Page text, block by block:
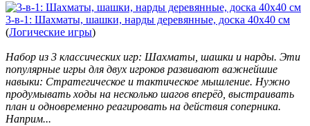
3-в-1: Шахматы, шашки, нарды деревянные, доска 40х40 см
(Логические игры)
Набор из 3 классических игр: Шахматы, шашки и нарды. Эти
популярные игры для двух игроков развивают важнейшие
навыки: Стратегическое и тактическое мышление. Нужно
продумывать ходы на несколько шагов вперёд, выстраивать
план и одновременно реагировать на действия соперника.
Наприм...